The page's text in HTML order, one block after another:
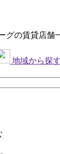
グの賃貸店舗
地域から探す